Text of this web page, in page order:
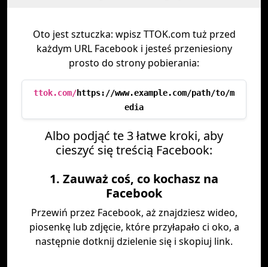
Oto jest sztuczka: wpisz TTOK.com tuż przed
każdym URL Facebook i jesteś przeniesiony
prosto do strony pobierania:
ttok.com/https://www.example.com/path/to/m
edia
Albo podjąć te 3 łatwe kroki, aby
cieszyć się treścią Facebook:
1. Zauważ coś, co kochasz na
Facebook
Przewiń przez Facebook, aż znajdziesz wideo,
piosenkę lub zdjęcie, które przyłapało ci oko, a
następnie dotknij dzielenie się i skopiuj link.